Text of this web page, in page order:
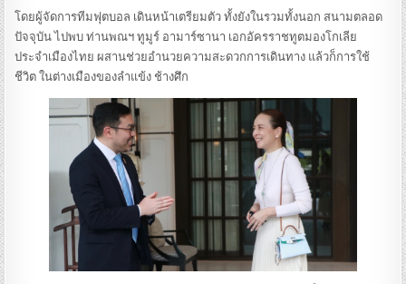
โดยผู้จัดการทีมฟุตบอล เดินหน้าเตรียมตัว ทั้งยังในรวมทั้งนอก สนามตลอด
ปัจจุบัน ไปพบ ท่านพณฯ ทูมูร์ อามาร์ซานา เอกอัครราชทูตมองโกเลีย
ประจำเมืองไทย ผสานช่วยอำนวยความสะดวกการเดินทาง แล้วก็การใช้
ชีวิต ในต่างเมืองของลำแข้ง ช้างศึก